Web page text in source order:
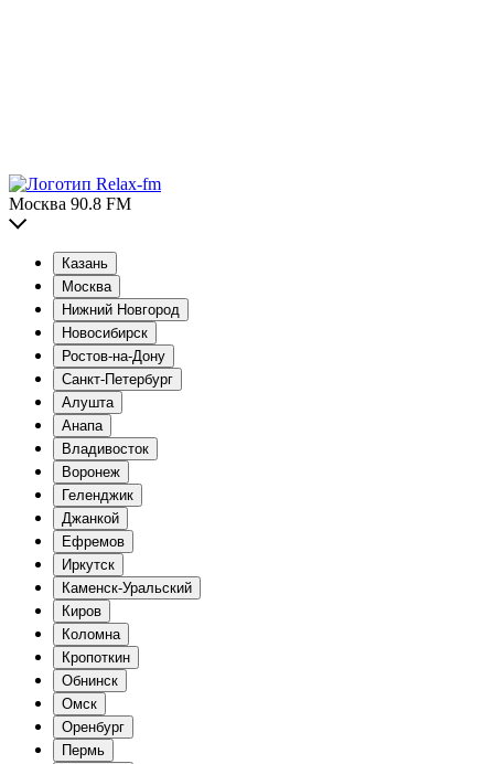
Москва 90.8 FM
Казань
Москва
Нижний Новгород
Новосибирск
Ростов-на-Дону
Санкт-Петербург
Алушта
Анапа
Владивосток
Воронеж
Геленджик
Джанкой
Ефремов
Иркутск
Каменск-Уральский
Киров
Коломна
Кропоткин
Обнинск
Омск
Оренбург
Пермь